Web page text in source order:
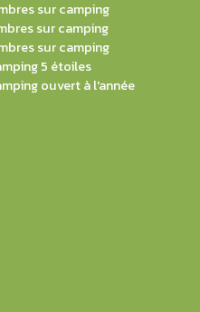
sur camping
sur camping
sur camping
5 étoiles
ouvert à l'année